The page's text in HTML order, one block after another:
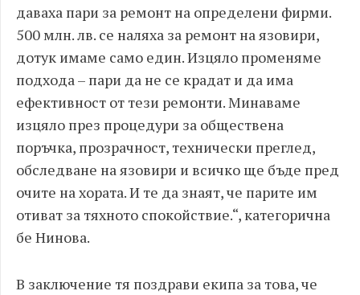
даваха пари за ремонт на определени фирми.
500 млн. лв. се наляха за ремонт на язовири,
дотук имаме само един. Изцяло променяме
подхода – пари да не се крадат и да има
ефективност от тези ремонти. Минаваме
изцяло през процедури за обществена
поръчка, прозрачност, технически преглед,
обследване на язовири и всичко ще бъде пред
очите на хората. И те да знаят, че парите им
отиват за тяхното спокойствие.“, категорична
бе Нинова.
В заключение тя поздрави екипа за това, че